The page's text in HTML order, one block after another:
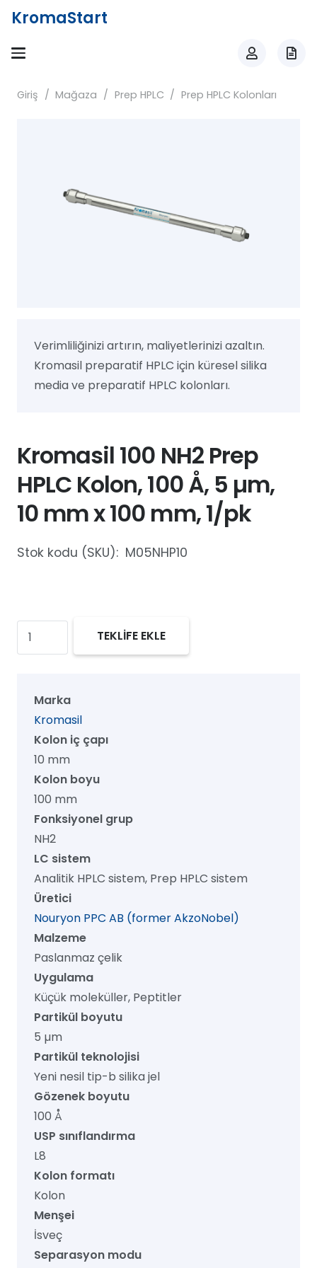
KromaStart
Giriş / Mağaza / Prep HPLC / Prep HPLC Kolonları
Verimliliğinizi artırın, maliyetlerinizi azaltın.
Kromasil preparatif HPLC için küresel silika
media ve preparatif HPLC kolonları.
Kromasil 100 NH2 Prep
HPLC Kolon, 100 Å, 5 µm,
10 mm x 100 mm, 1/pk
Stok kodu (SKU): M05NHP10
Kromasil
100
HPLC
Kolon,
µm,
mm
mm,
1/pk
adet
TEKLİFE EKLE
Marka
Kromasil
Kolon iç çapı
10 mm
Kolon boyu
100 mm
Fonksiyonel grup
NH2
LC sistem
Analitik HPLC sistem, Prep HPLC sistem
Üretici
Nouryon PPC AB (former AkzoNobel)
Malzeme
Paslanmaz çelik
Uygulama
Küçük moleküller, Peptitler
Partikül boyutu
5 µm
Partikül teknolojisi
Yeni nesil tip-b silika jel
Gözenek boyutu
100 Å
USP sınıflandırma
L8
Kolon formatı
Kolon
Menşei
İsveç
Separasyon modu